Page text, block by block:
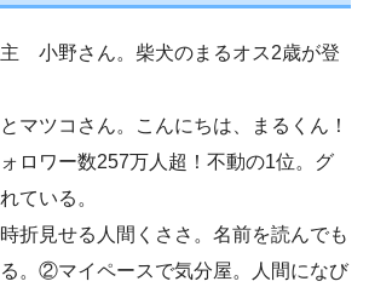
小野さん。柴犬のまるオス2歳が登
マツコさん。こんにちは、まるくん！
ロワー数257万人超！不動の1位。グ
ている。
折見せる人間くささ。名前を読んでも
。②マイペースで気分屋。人間になび